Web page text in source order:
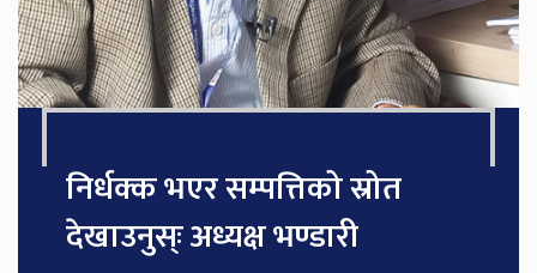
निर्धक्क भएर सम्पत्तिको स्रोत
देखाउनुस्ः अध्यक्ष भण्डारी